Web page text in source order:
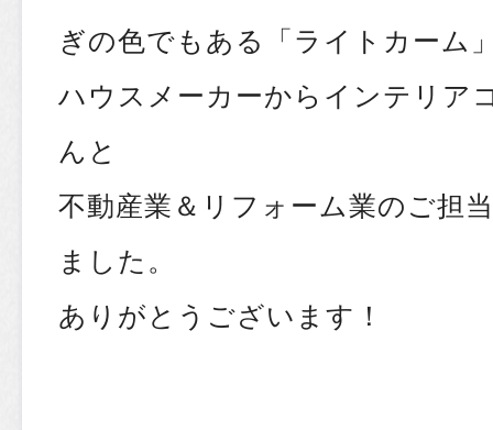
ぎの色でもある「ライトカーム
ハウスメーカーからインテリア
んと
不動産業＆リフォーム業のご担
ました。
ありがとうございます！